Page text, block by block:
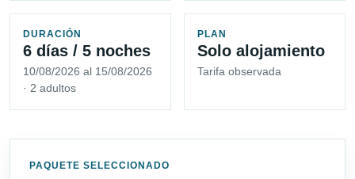
DURACIÓN
6 días / 5 noches
10/08/2026 al 15/08/2026
· 2 adultos
PLAN
Solo alojamiento
Tarifa observada
PAQUETE SELECCIONADO